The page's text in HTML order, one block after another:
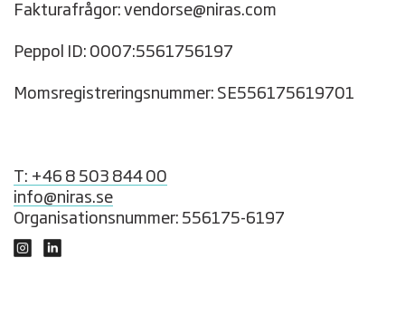
Fakturafrågor: vendorse@niras.com
Peppol ID: 0007:5561756197
Momsregistreringsnummer: SE556175619701
T: +46 8 503 844 00
info@niras.se
Organisationsnummer: 556175-6197